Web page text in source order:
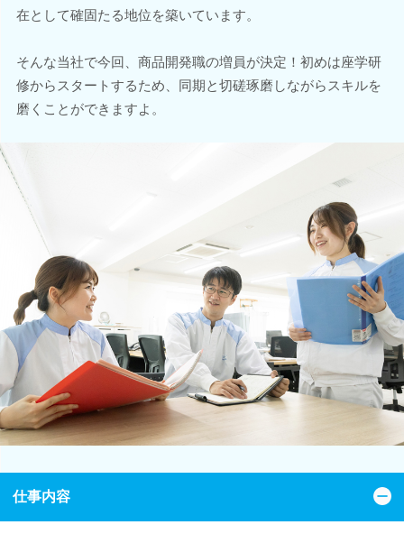
在として確固たる地位を築いています。
そんな当社で今回、商品開発職の増員が決定！初めは座学研
修からスタートするため、同期と切磋琢磨しながらスキルを
磨くことができますよ。
仕事内容